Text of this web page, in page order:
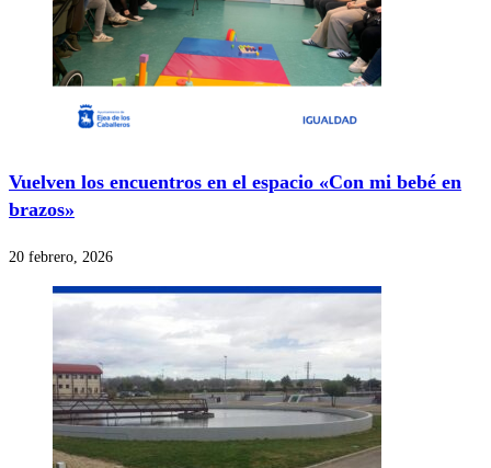
Vuelven los encuentros en el espacio «Con mi bebé en
brazos»
20 febrero, 2026